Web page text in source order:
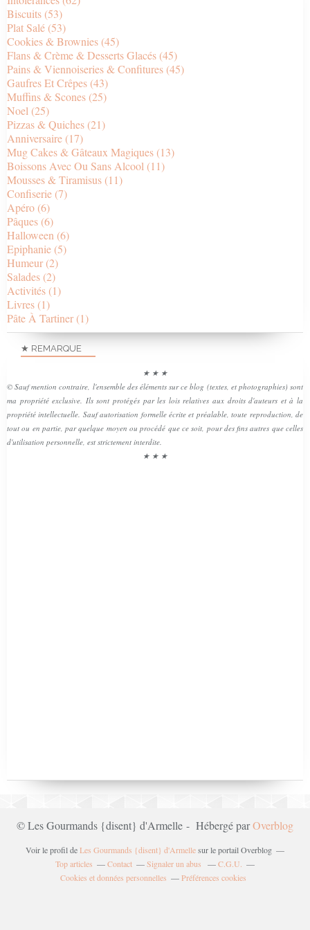
Biscuits (53)
Plat Salé (53)
Cookies & Brownies (45)
Flans & Crème & Desserts Glacés (45)
Pains & Viennoiseries & Confitures (45)
Gaufres Et Crêpes (43)
Muffins & Scones (25)
Noel (25)
Pizzas & Quiches (21)
Anniversaire (17)
Mug Cakes & Gâteaux Magiques (13)
Boissons Avec Ou Sans Alcool (11)
Mousses & Tiramisus (11)
Confiserie (7)
Apéro (6)
Pâques (6)
Halloween (6)
Epiphanie (5)
Humeur (2)
Salades (2)
Activités (1)
Livres (1)
Pâte À Tartiner (1)
★ REMARQUE
★ ★ ★
© Sauf mention contraire, l'ensemble des éléments sur ce blog (textes, et photographies) sont
ma propriété exclusive. Ils sont protégés par les lois relatives aux droits d'auteurs et à la
propriété intellectuelle. Sauf autorisation formelle écrite et préalable, toute reproduction, de
tout ou en partie, par quelque moyen ou procédé que ce soit, pour des fins autres que celles
d'utilisation personnelle, est strictement interdite.
★ ★ ★
© Les Gourmands {disent} d'Armelle - Hébergé parOverblog
Voir le profil deLes Gourmands {disent} d'Armellesur le portail Overblog
Top articles
Contact Signaler un abus
C.G.U.
Cookies et données personnelles
Préférences cookies